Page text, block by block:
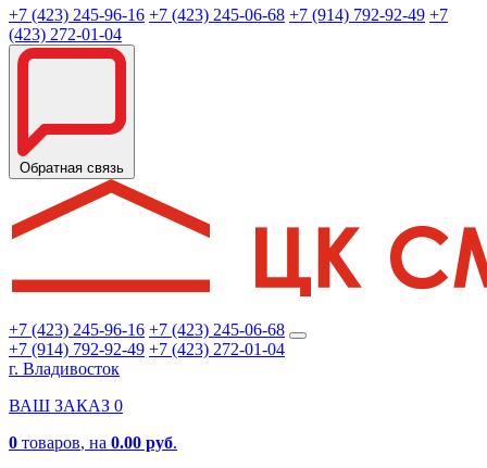
+7 (423) 245-96-16 +7 (423) 245-06-68 +7 (914) 792-92-49 +7
(423) 272-01-04
Обратная связь
+7 (423) 245-96-16 +7 (423) 245-06-68
+7 (914) 792-92-49 +7 (423) 272-01-04
г. Владивосток
ВАШ ЗАКАЗ 0
0 товаров, на 0.00 руб.